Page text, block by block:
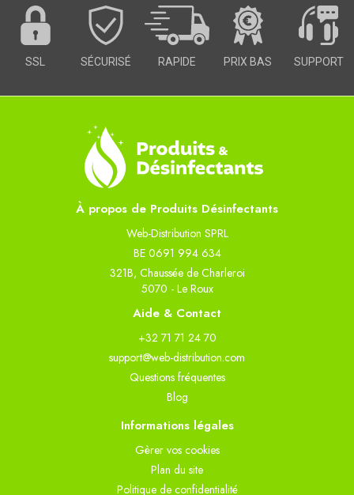
SSL SÉCURISÉ RAPIDE PRIX BAS SUPPORT
À propos de Produits Désinfectants
Web-Distribution SPRL
BE 0691 994 634
321B, Chaussée de Charleroi
5070 - Le Roux
Aide & Contact
+32 71 71 24 70
support@web-distribution.com
Questions fréquentes
Blog
Informations légales
Gèrer vos cookies
Plan du site
Politique de confidentialité